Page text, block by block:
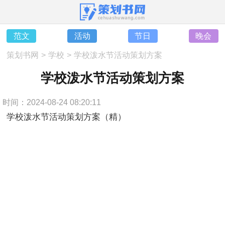
范文 活动 节日 晚会
策划书网 > 学校 > 学校泼水节活动策划方案
学校泼水节活动策划方案
时间：2024-08-24 08:20:11
学校泼水节活动策划方案（精）